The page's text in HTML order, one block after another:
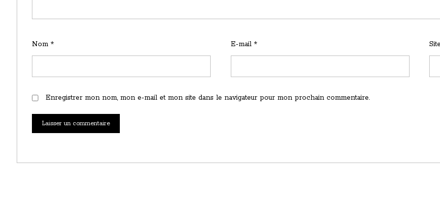
Nom * E-mail *
Enregistrer mon nom, mon e-mail et mon site dans le navigateur pour mon prochain commentaire.
Laisser un commentaire